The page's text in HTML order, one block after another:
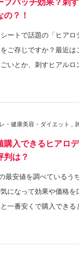
プパッチ効果？刺
？！
ートで話題の「ヒアロ
ご存じですか？最近は
いとか、刺すヒアルロ
・健康美容・ダイエット
購入できるヒアロ
判は？
最安値を調べているう
になって効果や価格を
一番安くで購入できる